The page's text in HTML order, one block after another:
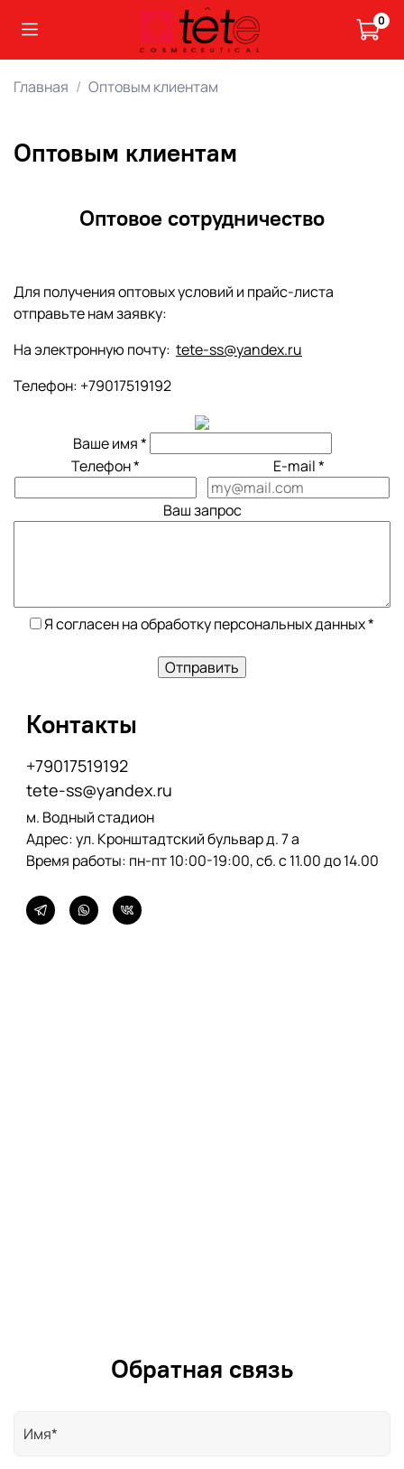
0
Главная Оптовым клиентам
Оптовым клиентам
Оптовое сотрудничество
Для получения оптовых условий и прайс-листа
отправьте нам заявку:
На электронную почту: tete-ss@yandex.ru
Телефон: +79017519192
Ваше имя*
Телефон* E-mail*
Ваш запрос
Я согласен на обработку персональных данных*
Отправить
Контакты
+79017519192
tete-ss@yandex.ru
м. Водный стадион
Адрес: ул. Кронштадтский бульвард. 7 а
Время работы: пн-пт 10:00-19:00, сб. с 11.00 до 14.00
Обратная связь